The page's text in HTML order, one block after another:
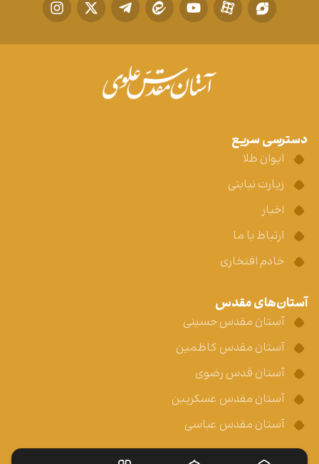
دسترسی سریع
ایوان طلا
زیارت نیابتی
اخبار
ارتباط با ما
خادم افتخاری
آستان‌های مقدس
آستان مقدس حسینی
آستان مقدس کاظمین
آستان قدس رضوی
آستان مقدس عسکریین
آستان مقدس عباسی